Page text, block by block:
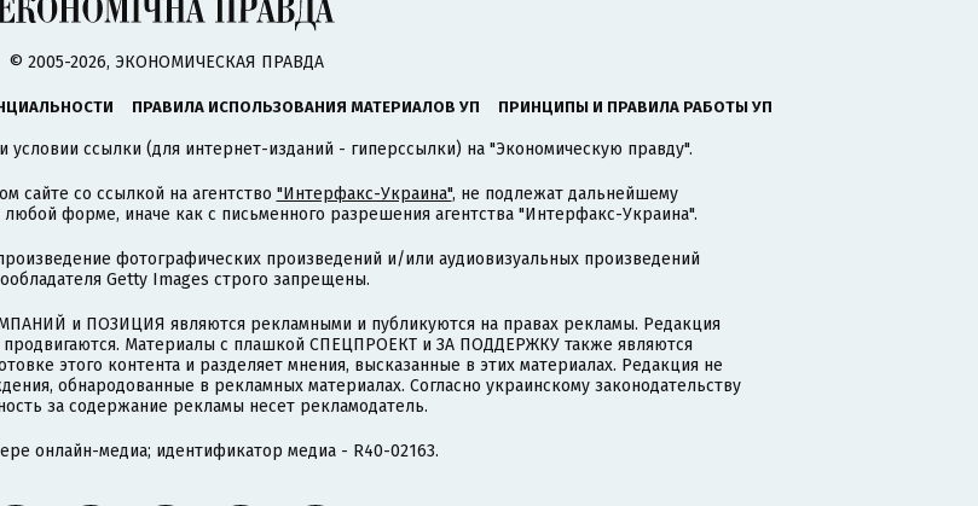
© 2005-2026, ЭКОНОМИЧЕСКАЯ ПРАВДА
ПРАВИЛА ИСПОЛЬЗОВАНИЯ МАТЕРИАЛОВ УП ПРИНЦИПЫ И ПРАВИЛА РАБОТЫ УП
условии ссылки (для интернет-изданий - гиперссылки) на "Экономическую правду".
сайте со ссылкой на агентство "Интерфакс-Украина", не подлежат дальнейшему
форме, иначе как с письменного разрешения агентства "Интерфакс-Украина".
фотографических произведений и/или аудиовизуальных произведений
Getty Images строго запрещены.
и ПОЗИЦИЯ являются рекламными и публикуются на правах рекламы. Редакция
продвигаются. Материалы с плашкой СПЕЦПРОЕКТ и ЗА ПОДДЕРЖКУ также являются
этого контента и разделяет мнения, высказанные в этих материалах. Редакция не
обнародованные в рекламных материалах. Согласно украинскому законодательству
за содержание рекламы несет рекламодатель.
онлайн-медиа; идентификатор медиа - R40-02163.